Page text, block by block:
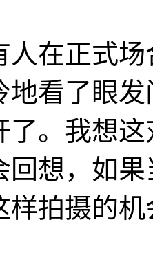
人在正式
地看了眼
了。我想
回想，如
样拍摄的